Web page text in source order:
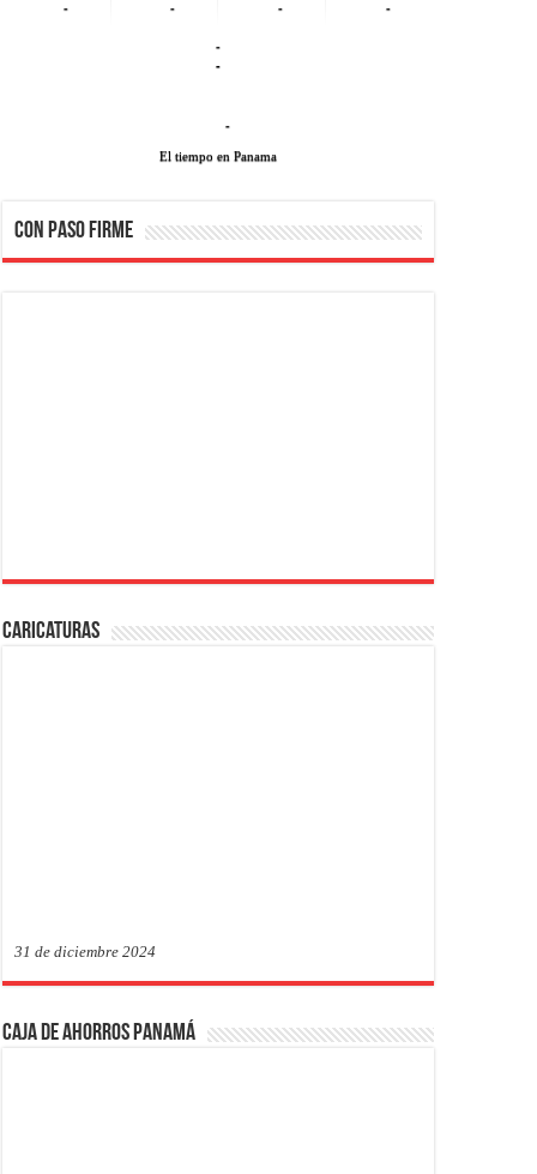
- - - -
-
-
-
El tiempo en Panama
CON PASO FIRME
Caricaturas
31 de diciembre 2024
Caja de Ahorros Panamá